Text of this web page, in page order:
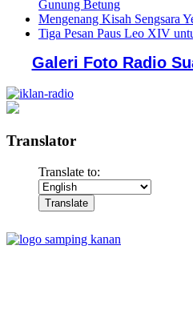
Gunung Betung
Mengenang Kisah Sengsara
Tiga Pesan Paus Leo XIV
Galeri Foto Radio
Translator
Translate to: